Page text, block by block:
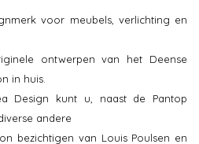
voor meubels, verlichting en
ontwerpen van het Deense
in huis.
Design kunt u, naast de Pantop
andere
bezichtigen van Louis Poulsen en